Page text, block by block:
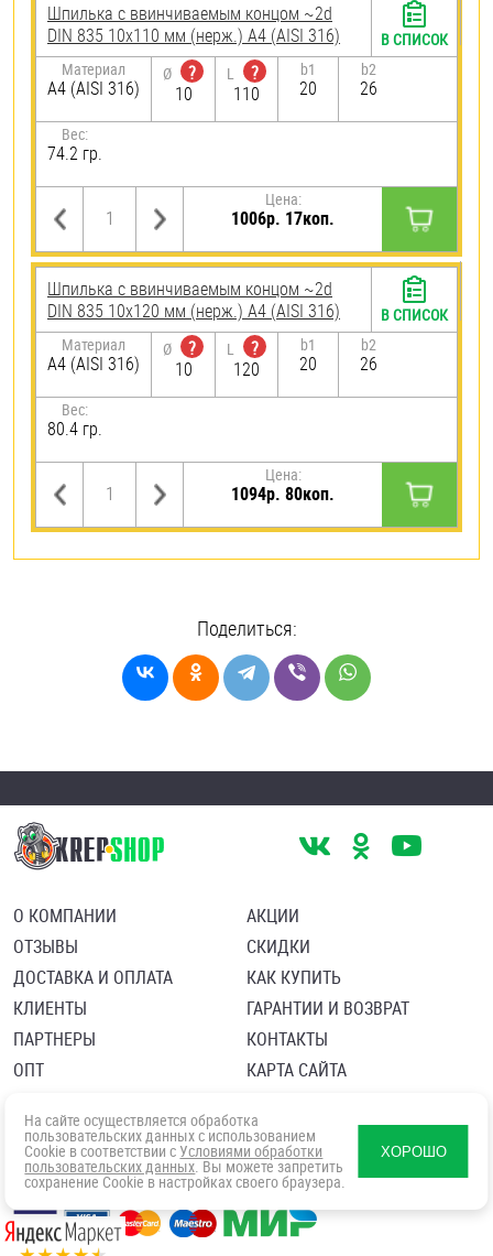
Шпилька c ввинчиваемым концом ~2d
DIN 835 10х110 мм (нерж.) A4 (AISI 316)
Материал
A4 (AISI 316)
Ø
?
10
L
?
110
b1
20
b2
26
Вес:
74.2 гр.
Цена:
1006р. 17коп.
В СПИСОК
Шпилька c ввинчиваемым концом ~2d
DIN 835 10х120 мм (нерж.) A4 (AISI 316)
Материал
A4 (AISI 316)
Ø
?
10
L
?
120
b1
20
b2
26
Вес:
80.4 гр.
Цена:
1094р. 80коп.
В СПИСОК
Поделиться:
О КОМПАНИИ
ОТЗЫВЫ
ДОСТАВКА И ОПЛАТА
КЛИЕНТЫ
ПАРТНЕРЫ
ОПТ
АКЦИИ
СКИДКИ
КАК КУПИТЬ
ГАРАНТИИ И ВОЗВРАТ
КОНТАКТЫ
КАРТА САЙТА
Политика в отношении обработки персональных данных
Согласие посетителя сайта на обработку персональных данны
На сайте осуществляется обработка
пользовательских данных с использованием
Cookie в соответствии с Условиями обработки
пользовательских данных. Вы можете запретить
сохранение Cookie в настройках своего браузера.
ХОРОШО